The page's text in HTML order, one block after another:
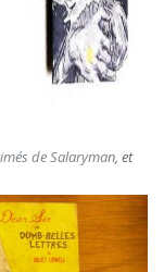
de Salaryman, et